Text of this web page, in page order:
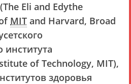
Eli and Edythe
MIT and Harvard, Broad
института
of Technology, MIT),
здоровья